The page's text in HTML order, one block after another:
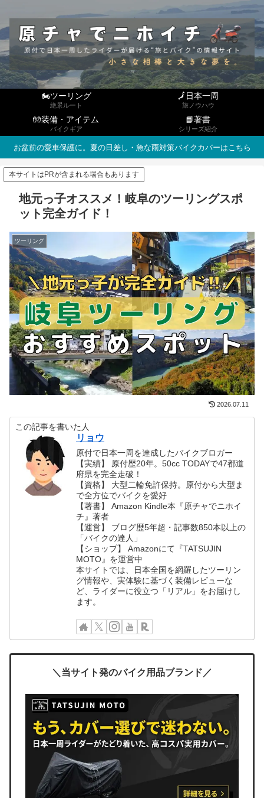
🏍ツーリング
絶景ルート
🗾日本一周
旅ノウハウ
🧤装備・アイテム
バイクギア
📘著書
シリーズ紹介
お盆前の愛車保護に。夏の日差し・急な雨対策バイクカバーはこちら
本サイトはPRが含まれる場合もあります
地元っ子オススメ！岐阜のツーリングスポ
ット完全ガイド！
ツーリング
2026.07.11
この記事を書いた人
リョウ
原付で日本一周を達成したバイクブロガー
【実績】 原付歴20年。50cc TODAYで47都道
府県を完全走破！
【資格】 大型二輪免許保持。原付から大型ま
で全方位でバイクを愛好
【著書】 Amazon Kindle本『原チャでニホイ
チ』著者
【運営】 ブログ歴5年超・記事数850本以上の
「バイクの達人」
【ショップ】 Amazonにて『TATSUJIN
MOTO』を運営中
本サイトでは、日本全国を網羅したツーリン
グ情報や、実体験に基づく装備レビューな
ど、ライダーに役立つ「リアル」をお届けし
ます。
＼当サイト発のバイク用品ブランド／